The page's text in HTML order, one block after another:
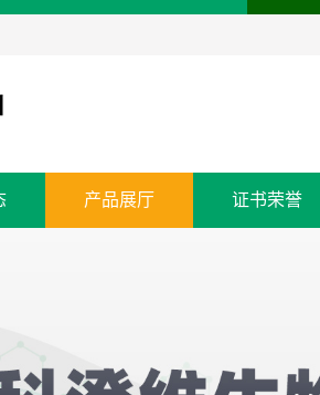
产品展厅 证书荣誉